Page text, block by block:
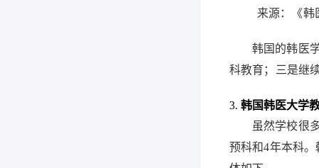
来源： 《韩
韩国的韩医
科教育；三是继
3. 韩国韩医大学
虽然学校很
预科和4年本科。